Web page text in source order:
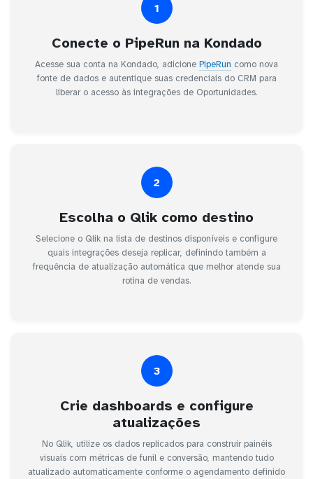
1
Conecte o PipeRun na Kondado
Acesse sua conta na Kondado, adicione PipeRun como nova
fonte de dados e autentique suas credenciais do CRM para
liberar o acesso às integrações de Oportunidades.
2
Escolha o Qlik como destino
Selecione o Qlik na lista de destinos disponíveis e configure
quais integrações deseja replicar, definindo também a
frequência de atualização automática que melhor atende sua
rotina de vendas.
3
Crie dashboards e configure
atualizações
No Qlik, utilize os dados replicados para construir painéis
visuais com métricas de funil e conversão, mantendo tudo
atualizado automaticamente conforme o agendamento definido